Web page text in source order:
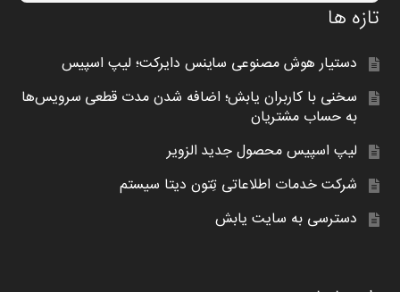
تازه ها
دستیار هوش مصنوعی ساینس دایرکت؛ لیپ اسپیس
سخنی با کاربران یابش؛ اضافه شدن مدت قطعی سرویس‌ها
به حساب مشتریان
لیپ اسپیس محصول جدید الزویر
شرکت خدمات اطلاعاتی تِتون دیتا سیستم
دسترسی به سایت یابش